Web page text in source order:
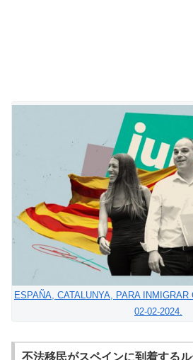
ESPAÑA, CATALUNYA, PARA INMIGRAR
02-02-2024.
不法移民がスペインに到着するル